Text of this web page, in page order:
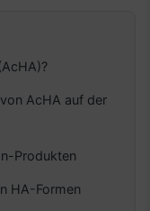
AcHA auf der
Produkten
HA-Formen